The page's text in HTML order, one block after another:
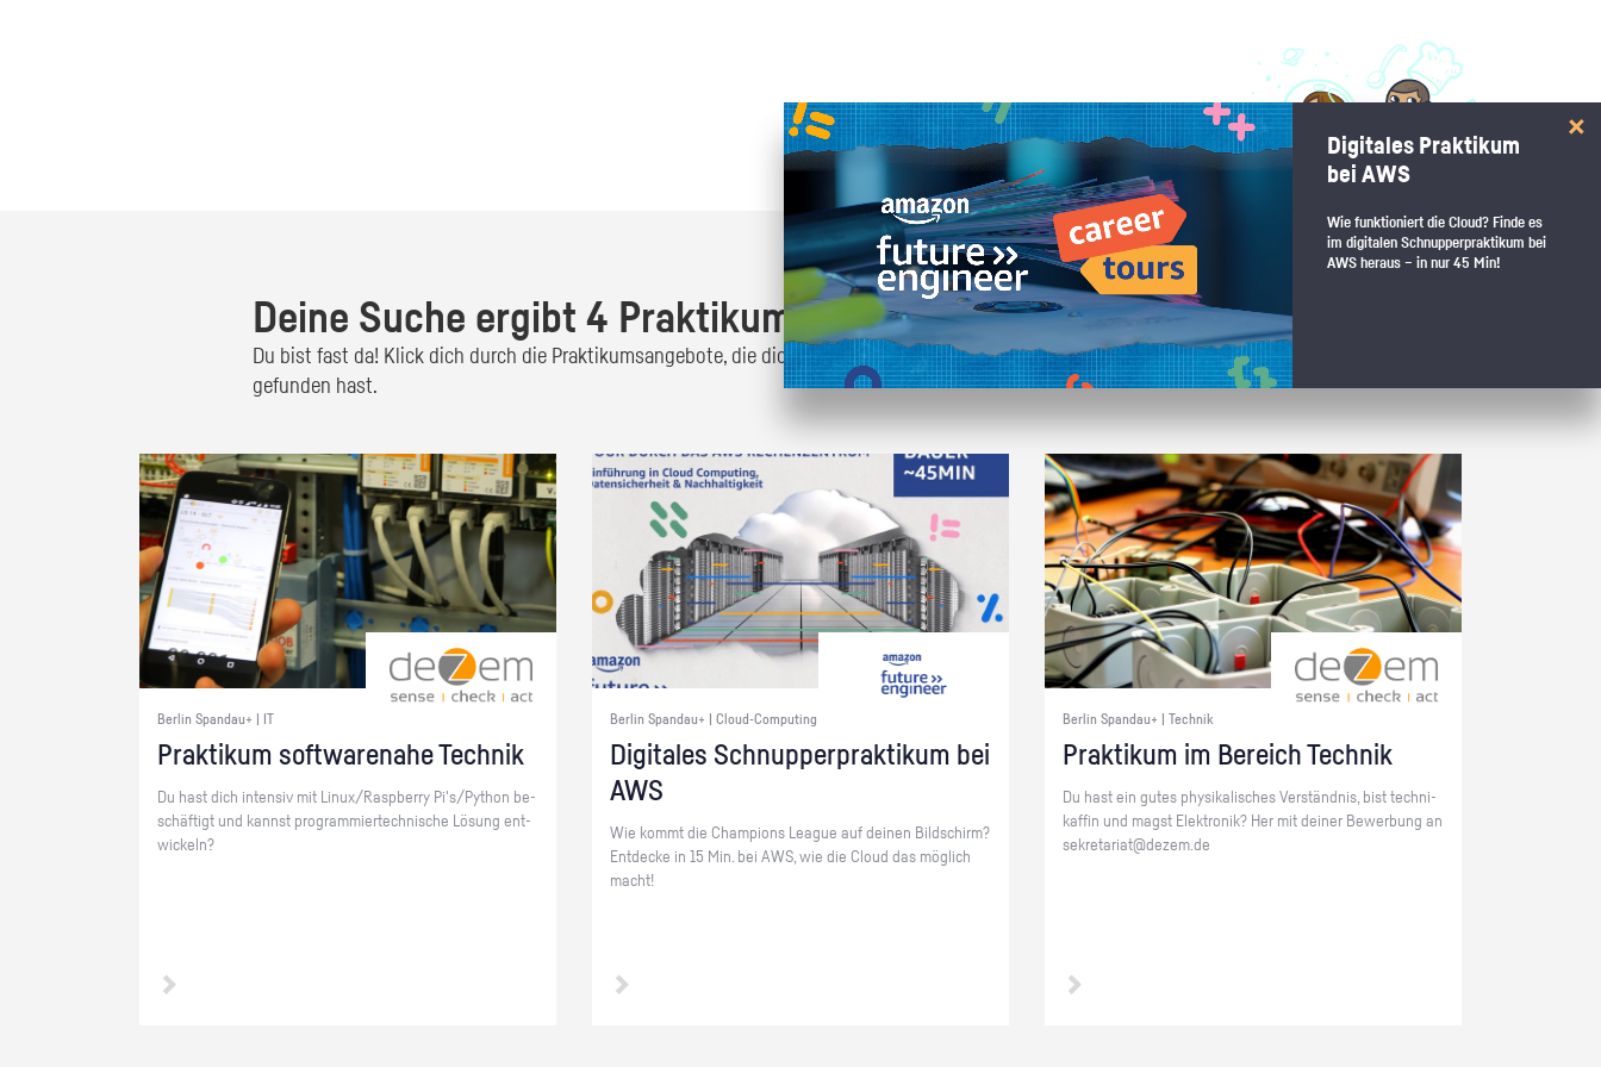
Oder finde heraus was dich interessiert:
zum Stärkentest.
Deine Suche ergibt 4 Praktikumsangebote!
Du bist fast da! Klick dich durch die Praktikumsangebote, die dich interessieren und bewirb dich wenn du den passenden Platz
gefunden hast.
Berlin Spandau+ | IT
Prak­ti­kum soft­ware­na­he Tech­nik
Du hast dich in­ten­siv mit Linux/Raspber­ry Pi's/Py­thon be­
schäf­tigt und kannst pro­gram­mier­tech­ni­sche Lö­sung ent­
wi­ckeln?
Berlin Spandau+ | Cloud-Computing
Di­gi­ta­les Schnup­per­prak­ti­kum bei
AWS
Wie kommt die Cham­pi­ons Le­ague auf dei­nen Bild­schirm?
Ent­de­cke in 15 Min. bei AWS, wie die Cloud das mög­lich
macht!
Berlin Spandau+ | Technik
Prak­ti­kum im Be­reich Tech­nik
Du hast ein gutes phy­si­ka­li­sches Ver­ständ­nis, bist tech­ni­
kaf­fin und magst Elek­tro­nik? Her mit dei­ner Be­wer­bung an
se­kre­ta­ri­at@​dezem.​de
Digitales Praktikum
bei AWS
Wie funktioniert die Cloud? Finde es
im digitalen Schnupperpraktikum bei
AWS heraus – in nur 45 Min!